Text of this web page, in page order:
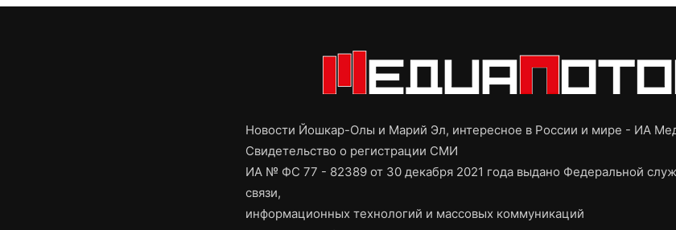
Новости Йошкар-Олы и Марий Эл, интересное в России и мире - ИА
Свидетельство о регистрации СМИ
ИА № ФС 77 - 82389 от 30 декабря 2021 года выдано Федеральной
связи,
информационных технологий и массовых коммуникаций